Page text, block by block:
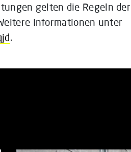
gelten die Regeln
Informationen unter
.